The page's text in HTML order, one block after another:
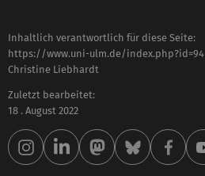
Inhaltlich verantwortlich für diese Seite:
https://www.uni-ulm.de/index.php?id=94
Christine Liebhardt
Zuletzt bearbeitet:
18 . August 2022